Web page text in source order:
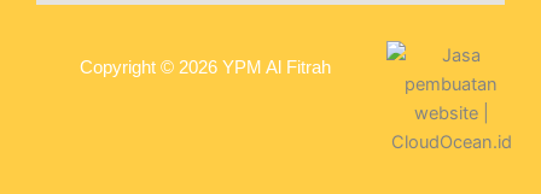
Copyright © 2026 YPM Al Fitrah